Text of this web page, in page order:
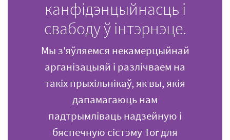
канфідэнцыйнасць і
свабоду ў інтэрнэце.
Мы з'яўляемся некамерцыйнай
арганізацыяй і разлічваем на
такіх прыхільнікаў, як вы, якія
дапамагаюць нам
падтрымліваць надзейную і
бяспечную сістэму Tor для